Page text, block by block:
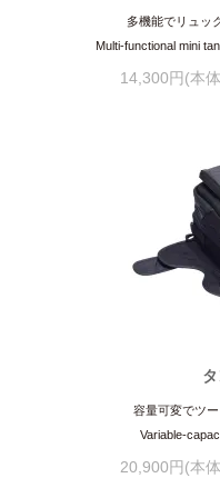
多機能でリュッ
Multi-functional mini
14,300円(本
容量可変でツ
Variable-
20,900円(本